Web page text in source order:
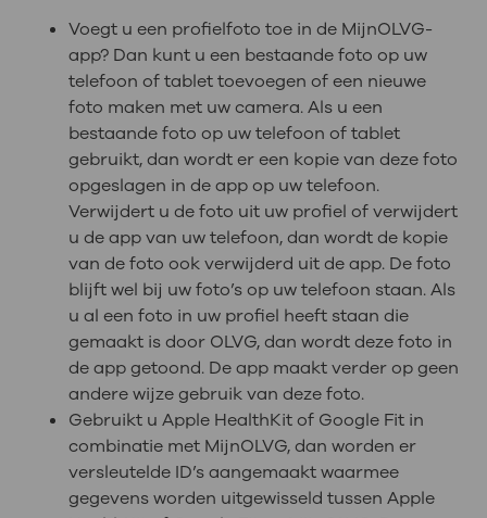
Voegt u een profielfoto toe in de MijnOLVG-
app? Dan kunt u een bestaande foto op uw
telefoon of tablet toevoegen of een nieuwe
foto maken met uw camera. Als u een
bestaande foto op uw telefoon of tablet
gebruikt, dan wordt er een kopie van deze foto
opgeslagen in de app op uw telefoon.
Verwijdert u de foto uit uw profiel of verwijdert
u de app van uw telefoon, dan wordt de kopie
van de foto ook verwijderd uit de app. De foto
blijft wel bij uw foto’s op uw telefoon staan. Als
u al een foto in uw profiel heeft staan die
gemaakt is door OLVG, dan wordt deze foto in
de app getoond. De app maakt verder op geen
andere wijze gebruik van deze foto.
Gebruikt u Apple HealthKit of Google Fit in
combinatie met MijnOLVG, dan worden er
versleutelde ID’s aangemaakt waarmee
gegevens worden uitgewisseld tussen Apple